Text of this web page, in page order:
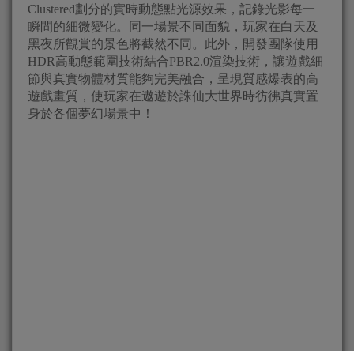
Clustered劃分的實時動態點光源效果，記錄光影每一
瞬間的細微變化。同一場景不同面貌，玩家在白天及
黑夜所觀賞的景色將截然不同。此外，開發團隊使用
HDR高動態範圍技術結合PBR2.0渲染技術，讓遊戲細
節與真實物體材質能夠完美融合，呈現質感爆表的高
遊戲畫質，使玩家在遨遊於誅仙大世界時彷彿真實置
身於各個夢幻場景中！